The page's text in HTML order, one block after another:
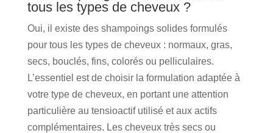
tous les types de cheveux ?
Oui, il existe des shampoings solides formulés
pour tous les types de cheveux : normaux, gras,
secs, bouclés, fins, colorés ou pelliculaires.
L’essentiel est de choisir la formulation adaptée à
votre type de cheveux, en portant une attention
particulière au tensioactif utilisé et aux actifs
complémentaires. Les cheveux très secs ou